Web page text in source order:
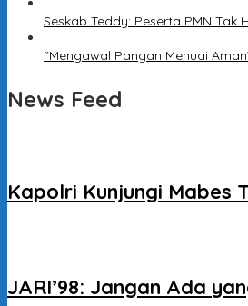
Seskab Teddy: Peserta PMN
“Mengawal Pangan Menuai
News Feed
Kapolri Kunjungi Mabes
JARI’98: Jangan Ada